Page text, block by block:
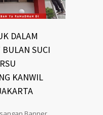
DALAM
SUCI
KANWIL